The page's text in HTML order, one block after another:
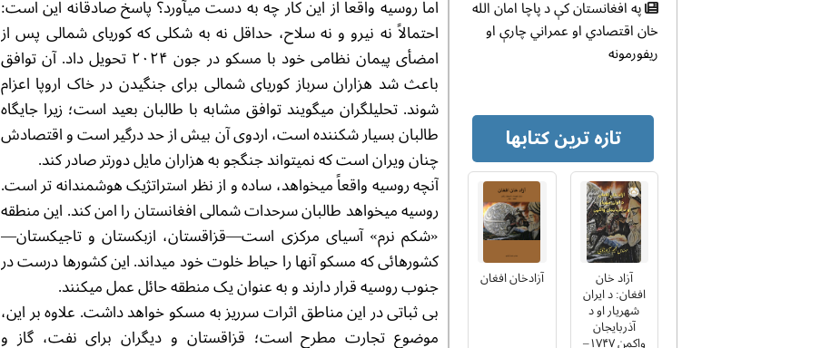
اما روسیه واقعاً از این کار چه به دست میآورد؟ پاسخ صادقانه این است:
احتمالاً نه نیرو و نه سلاح، حداقل نه به شکلی که کوریای شمالی پس از
امضأی پیمان نظامی خود با مسکو در جون ۲۰۲۴ تحویل داد. آن توافق
باعث شد هزاران سرباز کوریای شمالی برای جنگیدن در خاک اروپا اعزام
شوند. تحلیلگران میگویند توافق مشابه با طالبان بعید است؛ زیرا جایگاه
طالبان بسیار شکننده است، اردوی آن بیش از حد درگیر است و اقتصادش
چنان ویران است که نمیتواند جنگجو به هزاران مایل دورتر صادر کند.
آنچه روسیه واقعاً میخواهد، ساده و از نظر استراتژیک هوشمندانه تر است.
روسیه میخواهد طالبان سرحدات شمالی افغانستان را امن کند. این منطقه
«شکم نرم» آسیای مرکزی است—قزاقستان، ازبکستان و تاجیکستان—
کشورهائی که مسکو آنها را حیاط خلوت خود میداند. این کشورها درست در
جنوب روسیه قرار دارند و به عنوان یک منطقه حائل عمل میکنند.
بی ثباتی در این مناطق اثرات سرریز به مسکو خواهد داشت. علاوه بر این،
موضوع تجارت مطرح است؛ قزاقستان و دیگران برای نفت، گاز و
په افغانستان کې د پاچا امان الله
خان اقتصادي او عمراني چارې او
ریفورمونه
تازه ترین کتابها
آزاد خان
افغان: د ایران
شهریار او د
آذربایجان
آزادخان افغان